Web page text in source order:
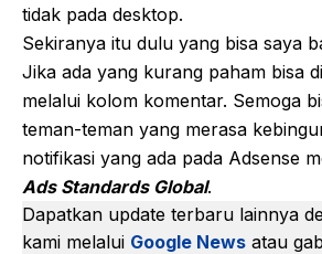
tidak pada desktop.
Sekiranya itu dulu yang bisa saya
Jika ada yang kurang paham bisa
melalui kolom komentar. Semoga
teman-teman yang merasa
notifikasi yang ada pada Adsense
Ads Standards Global.
Dapatkan update terbaru lainnya
kami melalui Google News atau